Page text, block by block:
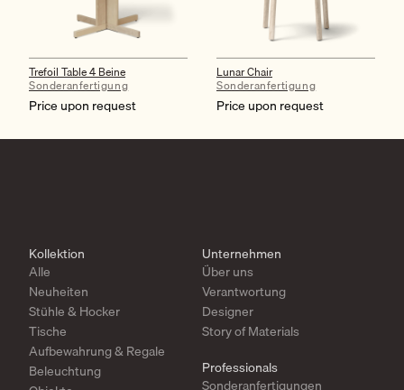
Trefoil Table 4 Beine
Sonderanfertigung
Price upon request
Lunar Chair
Sonderanfertigung
Price upon request
Kollektion
Alle
Neuheiten
Stühle & Hocker
Tische
Aufbewahrung & Regale
Beleuchtung
Unternehmen
Über uns
Verantwortung
Designer
Story of Materials
Professionals
Sonderanfertigungen